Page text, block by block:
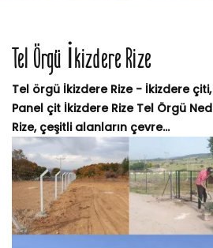
Tel Örgü İkizdere Rize
Tel örgü İkizdere Rize - İkizdere
Panel çit İkizdere Rize Tel Örgü
Rize, çeşitli alanların çevre...